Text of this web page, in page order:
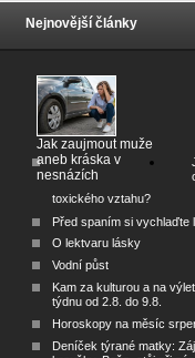
Nejnovější články
Jak zaujmout muže
aneb kráska v
nesnázích
toxického vztahu?
Před spaním si vychlaďte
O lektvaru lásky
Vodní půst
Kam za kulturou a na
týdnu od 2.8. do 9.8.
Horoskopy na měsíc
Deníček týrané matky: